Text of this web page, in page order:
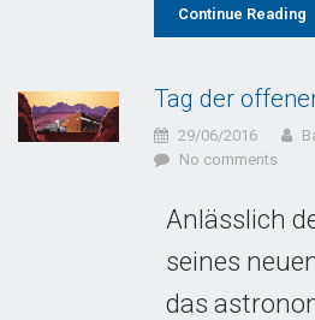
Continue Reading
Tag der
29/06/2016
No comments
Anlässlich
seines
das